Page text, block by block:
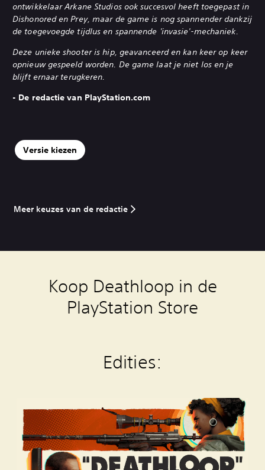
ontwikkelaar Arkane Studios ook succesvol heeft toegepast in
Dishonored en Prey, maar de game is nog spannender dankzij
de toegevoegde tijdlus en spannende 'invasie'-mechaniek.
Deze unieke shooter is hip, geavanceerd en kan keer op keer
opnieuw gespeeld worden. De game laat je niet los en je
blijft ernaar terugkeren.
- De redactie van PlayStation.com
Versie kiezen
Meer keuzes van de redactie
Koop Deathloop in de
PlayStation Store
Edities: